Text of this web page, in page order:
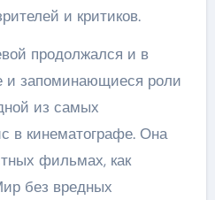
и критиков.
продолжался и в
и запоминающиеся роли
из самых
в кинематографе. Она
фильмах, как
без вредных